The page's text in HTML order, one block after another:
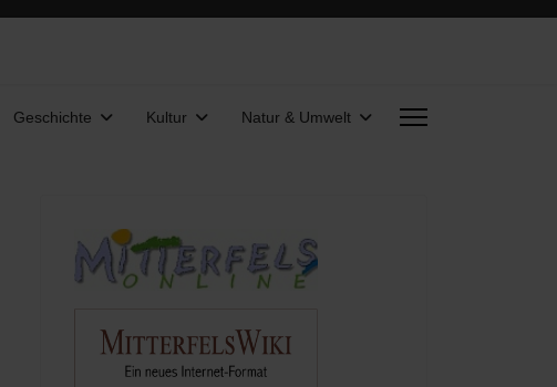
Geschichte Kultur Natur & Umwelt